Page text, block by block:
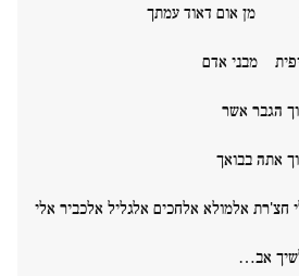
מן אום דאוד עמתך
מבני אדם
הגבר אשר
אתה בבואך
חצ'רת אלמולא אלחכים אלגליל אלכביר אלי
אב‮…